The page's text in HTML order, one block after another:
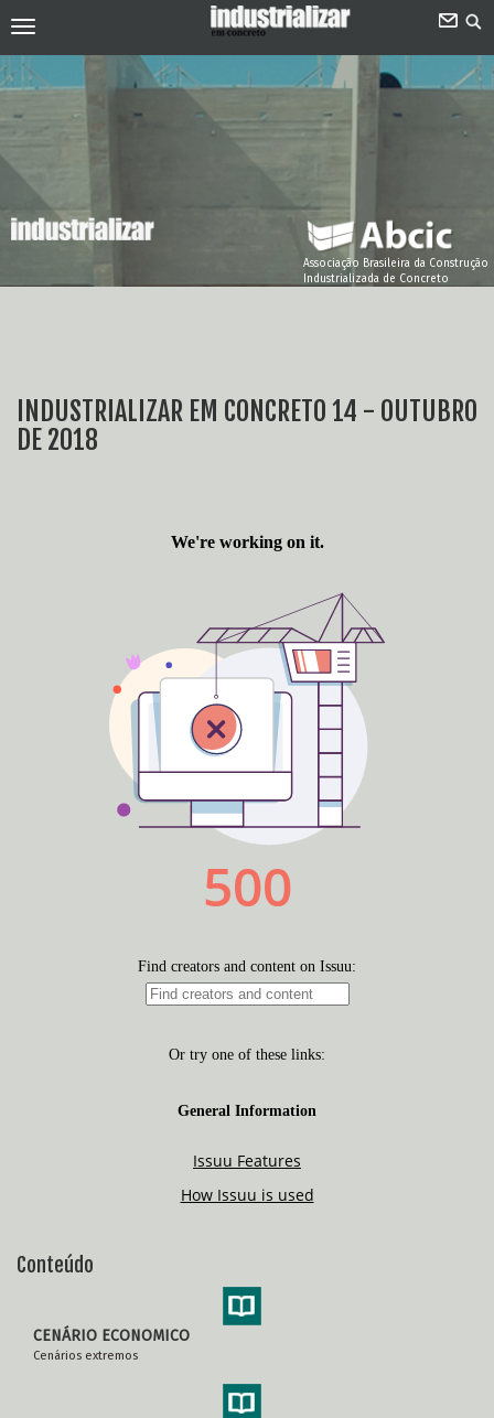
Associação Brasileira da Construção
Industrializada de Concreto
INDUSTRIALIZAR EM CONCRETO 14 - OUTUBRO
DE 2018
Conteúdo
CENÁRIO ECONOMICO
Cenários extremos